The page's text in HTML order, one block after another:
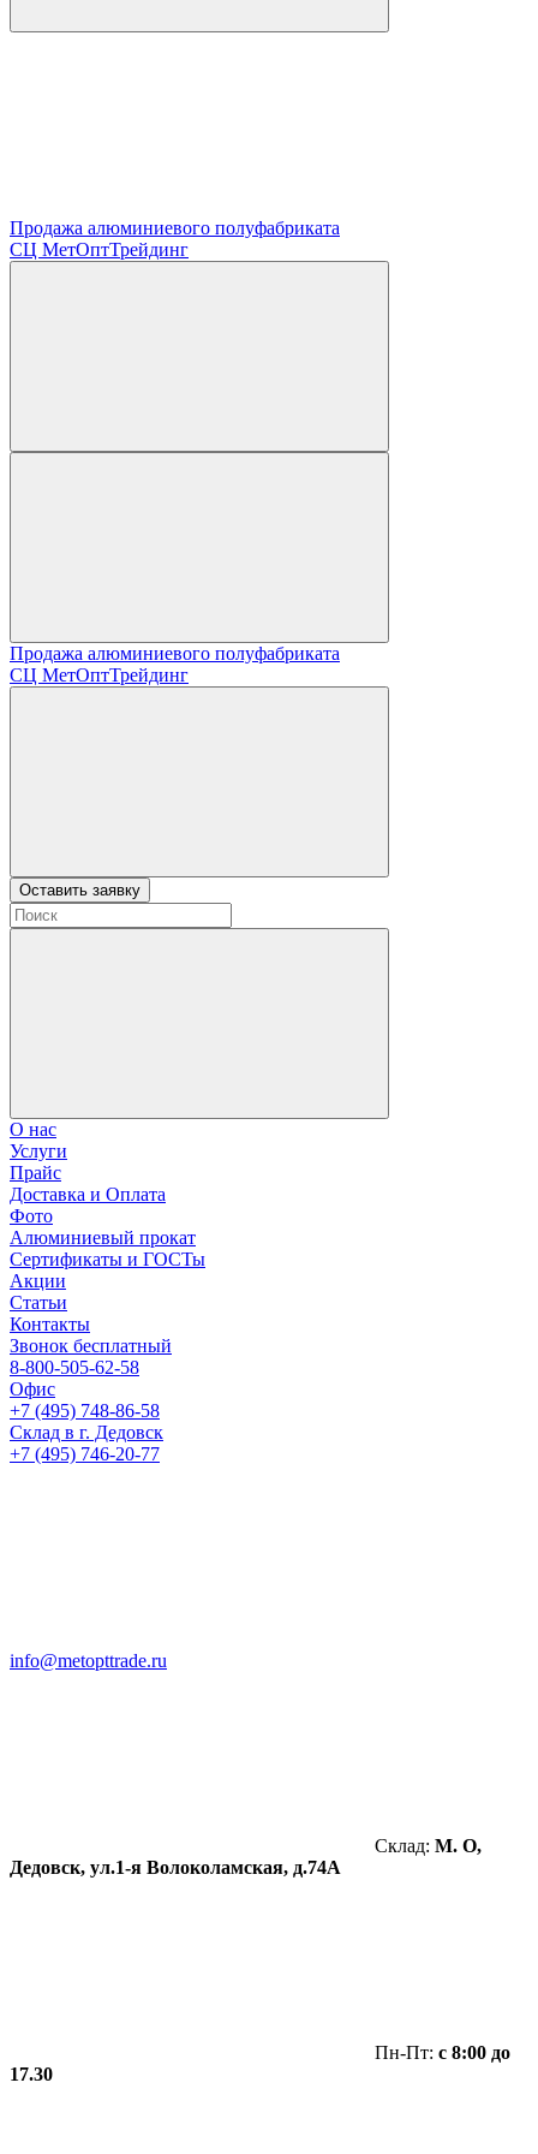
Продажа алюминиевого полуфабриката
СЦ МетОптТрейдинг
Продажа алюминиевого полуфабриката
СЦ МетОптТрейдинг
Оставить заявку
О нас
Услуги
Прайс
Доставка и Оплата
Фото
Алюминиевый прокат
Сертификаты и ГОСТы
Акции
Статьи
Контакты
Звонок бесплатный
8-800-505-62-58
Офис
+7 (495) 748-86-58
Склад в г. Дедовск
+7 (495) 746-20-77
info@metopttrade.ru
Склад: М. О,
Дедовск, ул.1-я Волоколамская, д.74А
Пн-Пт: с 8:00 до
17.30